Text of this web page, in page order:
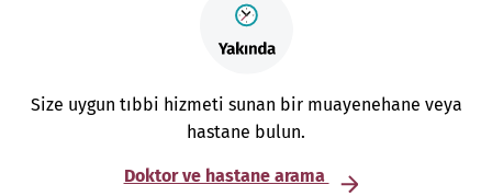
Size uygun tıbbi hizmeti sunan bir muayenehane veya
hastane bulun.
Doktor ve hastane arama